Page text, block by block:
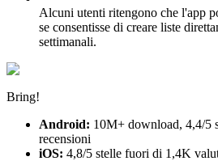
Alcuni utenti ritengono che l'app
se consentisse di creare liste
settimanali.
Bring!
Android: 10M+ download, 4,4/5
recensioni
iOS: 4,8/5 stelle fuori di 1,4K